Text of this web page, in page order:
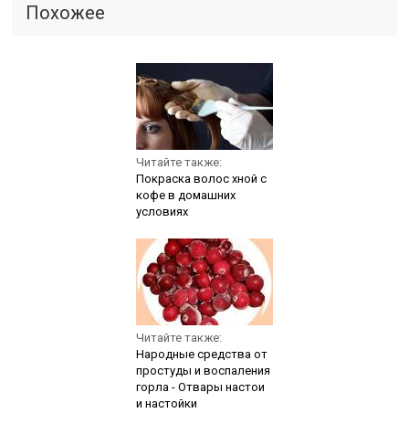
Похожее
Читайте также:
Покраска волос хной с
кофе в домашних
условиях
Читайте также:
Народные средства от
простуды и воспаления
горла - Отвары настои
и настойки